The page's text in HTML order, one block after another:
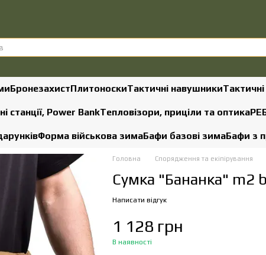
БронезахистПлитоноскиТактичні навушники
станції, Power BankТепловізори, приціли та оптика
Форма військова зимаБафи базові зимаБафи з
Головна Спорядження та екіпірування
Сумка "Бананка" m2
Написати відгук
1 128 грн
В наявності